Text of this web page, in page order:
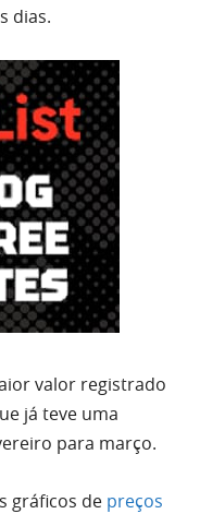
dias.
valor registrado
já teve uma
para março.
gráficos de preços